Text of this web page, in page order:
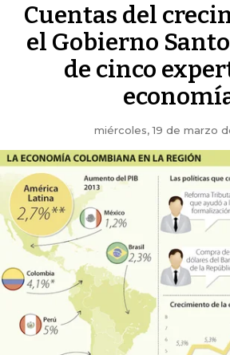
Cuentas del
el Gobierno
de cinco
miércoles, 19 de marzo